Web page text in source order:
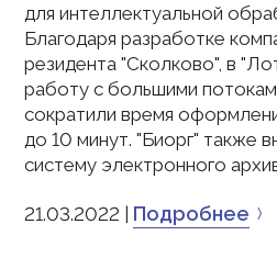
для интеллектуальной
Благодаря разработке
резидента "Сколково", в
работу с большими
сократили время
до 10 минут. "Биорг" также
систему электронного
21.03.2022 | Подробнее